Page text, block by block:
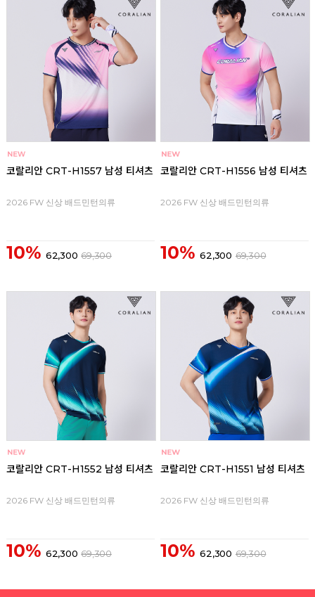
코랄리안 CRT-H1557 남성 티셔츠
2026 FW 신상 배드민턴의류
10% 62,300 69,300
코랄리안 CRT-H1556 남성 티셔츠
2026 FW 신상 배드민턴의류
10% 62,300 69,300
코랄리안 CRT-H1552 남성 티셔츠
2026 FW 신상 배드민턴의류
10% 62,300 69,300
코랄리안 CRT-H1551 남성 티셔츠
2026 FW 신상 배드민턴의류
10% 62,300 69,300